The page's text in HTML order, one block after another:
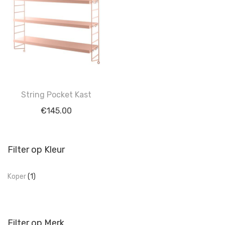
String Pocket Kast
€145.00
Filter op Kleur
Koper(1)